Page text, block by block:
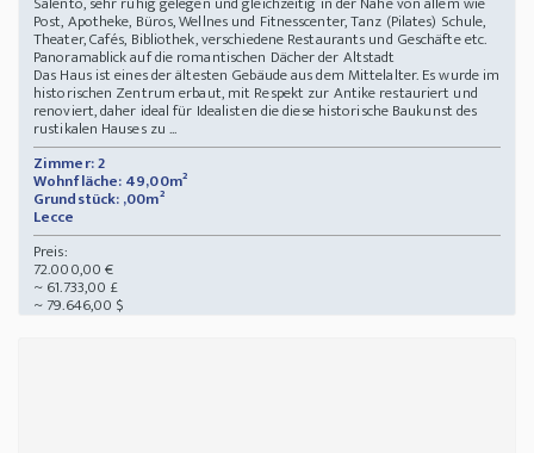
Post, Apotheke, Büros, Wellnes und Fitnesscenter, Tanz (Pilates) Schule,
Theater, Cafés, Bibliothek, verschiedene Restaurants und Geschäfte etc.
Panoramablick auf die romantischen Dächer der Altstadt
Das Haus ist eines der ältesten Gebäude aus dem Mittelalter. Es wurde im
historischen Zentrum erbaut, mit Respekt zur Antike restauriert und
renoviert, daher ideal für Idealisten die diese historische Baukunst des
rustikalen Hauses zu ...
Zimmer: 2
Wohnfläche: 49,00m²
Grundstück: ,00m²
Lecce
Preis:
72.000,00 €
~ 61.733,00 £
~ 79.646,00 $